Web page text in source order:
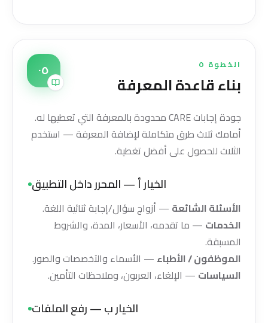
٠٥ الخطوة ٥
بناء قاعدة المعرفة
جودة إجابات CARE محدودة بالمعرفة التي تعطيها له.
أمامك ثلاث طرق متكاملة لإضافة المعرفة — استخدم
الثلاث للحصول على أفضل تغطية.
الخيار أ — المحرر داخل التطبيق
الأسئلة الشائعة — أزواج سؤال/إجابة ثنائية اللغة.
الخدمات — ما تقدمه، الأسعار، المدة، والشروط
المسبقة.
الموظفون / الأطباء — الأسماء والتخصصات والصور.
السياسات — الإلغاء، العربون، وملاحظات التأمين.
الخيار ب — رفع الملفات